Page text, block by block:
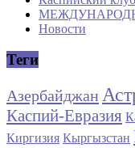
Новости
Теги
Азербайджан
Каспий-Евразия
Киргизия Кыргызстан